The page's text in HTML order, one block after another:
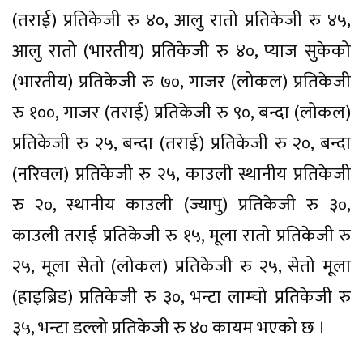
(तराई) प्रतिकेजी रु ४०, आलु रातो प्रतिकेजी रु ४५,
आलु रातो (भारतीय) प्रतिकेजी रु ४०, प्याज सुकेको
(भारतीय) प्रतिकेजी रु ७०, गाजर (लोकल) प्रतिकेजी
रु १००, गाजर (तराई) प्रतिकेजी रु ९०, बन्दा (लोकल)
प्रतिकेजी रु २५, बन्दा (तराई) प्रतिकेजी रु २०, बन्दा
(नरिवल) प्रतिकेजी रु २५, काउली स्थानीय प्रतिकेजी
रु २०, स्थानीय काउली (ज्यापु) प्रतिकेजी रु ३०,
काउली तराई प्रतिकेजी रु १५, मूला रातो प्रतिकेजी रु
२५, मूला सेतो (लोकल) प्रतिकेजी रु २५, सेतो मूला
(हाइब्रिड) प्रतिकेजी रु ३०, भन्टा लाम्चो प्रतिकेजी रु
३५, भन्टा डल्लो प्रतिकेजी रु ४० कायम भएको छ ।